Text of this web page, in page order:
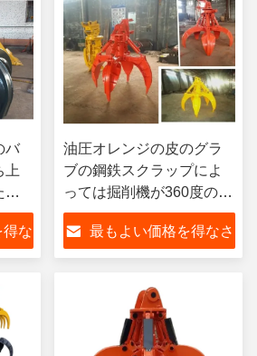
バ
上
め
ズ
得な
油圧オレンジの皮のグラ
ブの鋼鉄スクラップによ
っては掘削機が360度の回
転取り組む
最もよい価格を得なさ